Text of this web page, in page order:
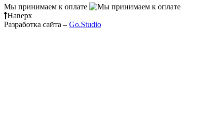
Мы принимаем к оплате
Наверх
Разработка сайта – Go.Studio